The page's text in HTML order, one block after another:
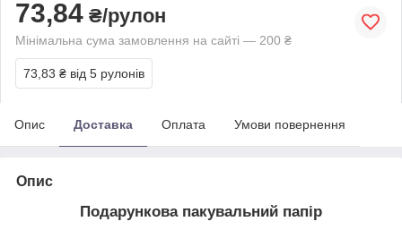
73,84 ₴/рулон
Мінімальна сума замовлення на сайті — 200 ₴
73,83 ₴ від 5 рулонів
Опис Доставка Оплата Умови повернення
Опис
Подарункова пакувальний папір